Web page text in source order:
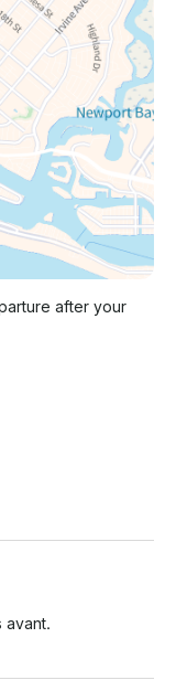
after your
avant.